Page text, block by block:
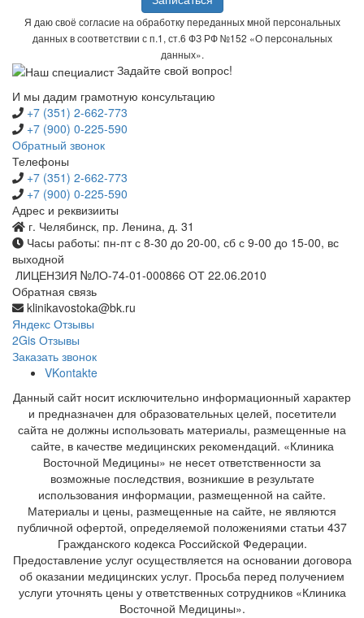
Я даю своё согласие на обработку переданных мной персональных
данных в соответствии с п.1, ст.6 ФЗ РФ №152 «О персональных
данных».
Задайте свой вопрос!
И мы дадим грамотную консультацию
+7 (351) 2-662-773
+7 (900) 0-225-590
Обратный звонок
Телефоны
+7 (351) 2-662-773
+7 (900) 0-225-590
Адрес и реквизииты
г. Челябинск, пр. Ленина, д. 31
Часы работы: пн-пт с 8-30 до 20-00, сб с 9-00 до 15-00, вс
выходной
ЛИЦЕНЗИЯ №ЛО-74-01-000866 ОТ 22.06.2010
Обратная связь
klinikavostoka@bk.ru
Яндекс Отзывы
2Gis Отзывы
Заказать звонок
VKontakte
Данный сайт носит исключительно информационный характер
и предназначен для образовательных целей, посетители
сайта не должны использовать материалы, размещенные на
сайте, в качестве медицинских рекомендаций. «Клиника
Восточной Медицины» не несет ответственности за
возможные последствия, возникшие в результате
использования информации, размещенной на сайте.
Материалы и цены, размещенные на сайте, не являются
публичной офертой, определяемой положениями статьи 437
Гражданского кодекса Российской Федерации.
Предоставление услуг осуществляется на основании договора
об оказании медицинских услуг. Просьба перед получением
услуги уточнять цены у ответственных сотрудников «Клиника
Восточной Медицины».